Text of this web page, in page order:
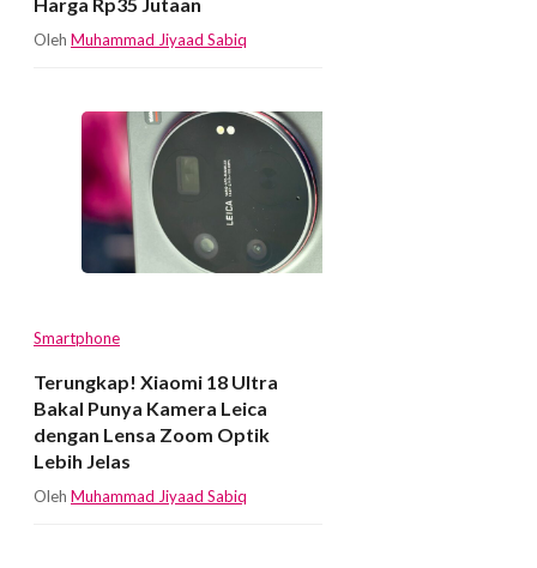
Oleh Muhammad Jiyaad Sabiq
Smartphone
Terungkap! Xiaomi 18 Ultra
Bakal Punya Kamera Leica
dengan Lensa Zoom Optik
Lebih Jelas
Oleh Muhammad Jiyaad Sabiq